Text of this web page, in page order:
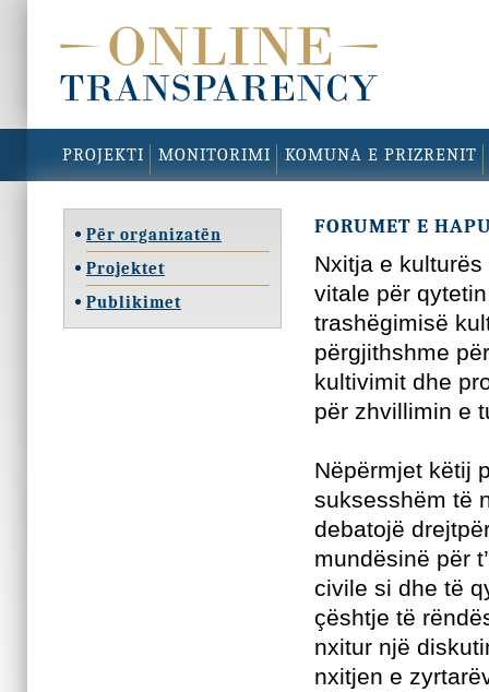
PROJEKTI MONITORIMI KOMUNA E PRIZRENIT
Për organizatën
Projektet
Publikimet
FORUMET E
Nxitja e
vitale për
trashëgimisë
përgjithshme
kultivimit dhe
për zhvillimin e
Nëpërmjet këtij
suksesshëm të
debatojë
mundësinë për
civile si dhe të
çështje të
nxitur një
nxitjen e